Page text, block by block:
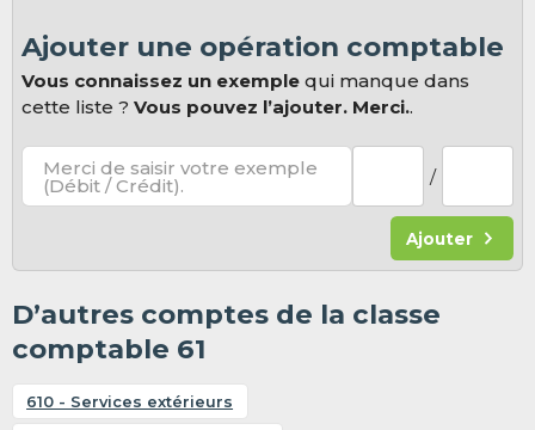
Ajouter une opération comptable
Vous connaissez un exemple qui manque dans
cette liste ?Vous pouvez l’ajouter. Merci..
Merci de saisir votre exemple
(Débit / Crédit). /
Ajouter
D’autres comptes de la classe
comptable 61
610 - Services extérieurs